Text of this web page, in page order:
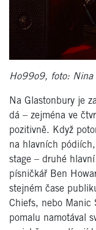
Ho99o9, foto: Nina
Na Glastonbury je
dá – zejména ve
pozitivně. Když
na hlavních
stage – druhé
písničkář Ben
stejném čase
Chiefs, nebo Manic
pomalu namotával